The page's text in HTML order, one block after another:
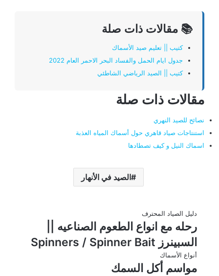
📚 مقالات ذات صلة
كتيب || تعليم صيد الأسماك
جدول ايام الحمل والفساد البحر الاحمر العام 2022
كتيب || الصيد الرياضي الشاطئي
مقالات ذات صلة
نصائح للصيد النهري
استنتاجات صياد قاهري حول أسماك المياه العذبة
اسماك النيل و كيف تصطادها
الصيد في الأنهار
دليل الصياد المحترف
رحله مع انواع الطعوم الصناعيه ||
السبينرز Spinners / Spinner Bait
أنواع الأسماك
مواسم أكل السمك